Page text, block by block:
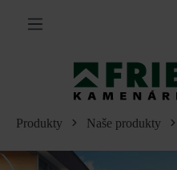
hlavný obsah
Produkty Naše produkty